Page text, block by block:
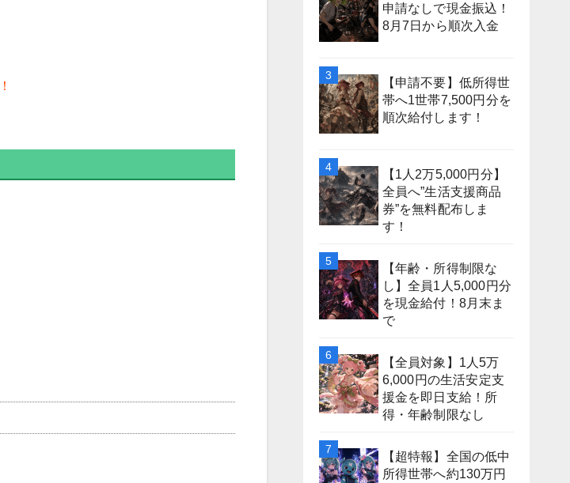
申請なしで現金振込！
8月7日から順次入金
【申請不要】低所得世
帯へ1世帯7,500円分を
順次給付します！
【1人2万5,000円分】
全員へ”生活支援商品
券”を無料配布しま
す！
【年齢・所得制限な
し】全員1人5,000円分
を現金給付！8月末ま
で
【全員対象】1人5万
6,000円の生活安定支
援金を即日支給！所
得・年齢制限なし
【超特報】全国の低中
所得世帯へ約130万円